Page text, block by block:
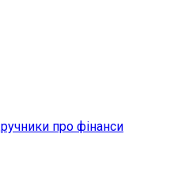
про фінанси